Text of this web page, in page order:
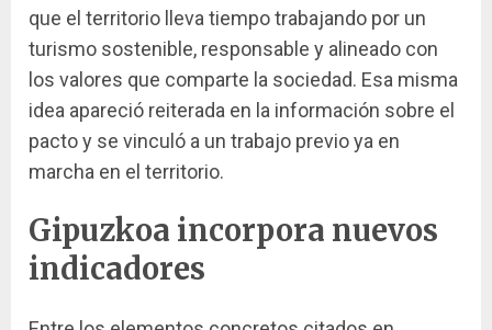
que el territorio lleva tiempo trabajando por un
turismo sostenible, responsable y alineado con
los valores que comparte la sociedad. Esa misma
idea apareció reiterada en la información sobre el
pacto y se vinculó a un trabajo previo ya en
marcha en el territorio.
Gipuzkoa incorpora nuevos
indicadores